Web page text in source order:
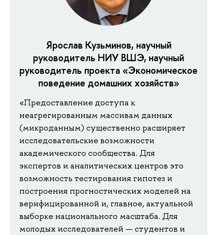
Ярослав Кузьминов, научный
руководитель НИУ ВШЭ, научный
руководитель проекта «Экономическое
поведение домашних хозяйств»
«Предоставление доступа к
неагрегированным массивам данных
(микроданным) существенно расширяет
исследовательские возможности
академического сообщества. Для
экспертов и аналитических центров это
возможность тестирования гипотез и
построения прогностических моделей на
верифицированной и, главное, актуальной
выборке национального масштаба. Для
молодых исследователей — студентов и